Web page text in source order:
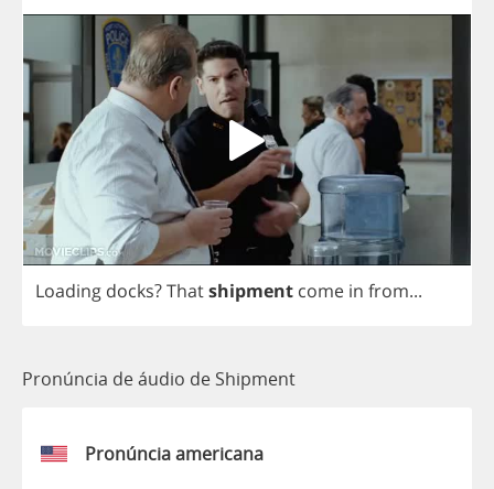
Loading docks?Thatshipment come in from...
Pronúncia de áudio de Shipment
Pronúncia americana